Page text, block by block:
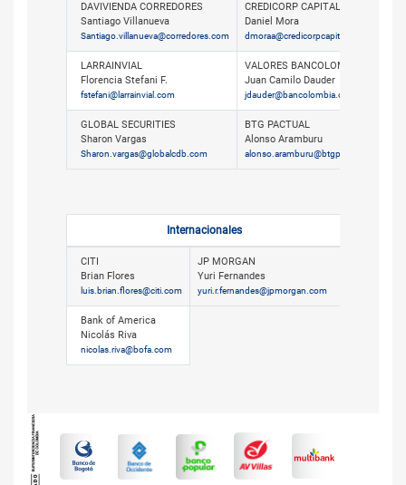
DAVIVIENDA CORREDORES
Santiago Villanueva
Santiago.villanueva@corredores.com
CREDICORP CAPITAL
Daniel Mora
dmoraa@credicorpcapital.com
LARRAINVIAL
Florencia Stefani F.
fstefani@larrainvial.com
VALORES BANCOLOMBIA
Juan Camilo Dauder
jdauder@bancolombia.com.co
GLOBAL SECURITIES
Sharon Vargas
Sharon.vargas@globalcdb.com
BTG PACTUAL
Alonso Aramburu
alonso.aramburu@btgpactual.com
Internacionales
CITI
Brian Flores
luis.brian.flores@citi.com
JP MORGAN
Yuri Fernandes
yuri.r.fernandes@jpmorgan.com
Bank of America
Nicolás Riva
nicolas.riva@bofa.com